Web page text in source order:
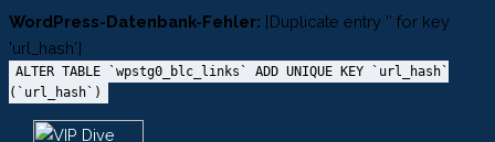
WordPress-Datenbank-Fehler: [Duplicate entry '' for key
'url_hash']
ALTER TABLE `wpstg0_blc_links` ADD UNIQUE KEY `url_hash`
(`url_hash`)
Zum